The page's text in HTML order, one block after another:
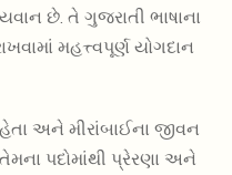
છે. તે ગુજરાતી ભાષાના
મહત્ત્વપૂર્ણ યોગદાન
અને મીરાંબાઈના જીવન
પદોમાંથી પ્રેરણા અને